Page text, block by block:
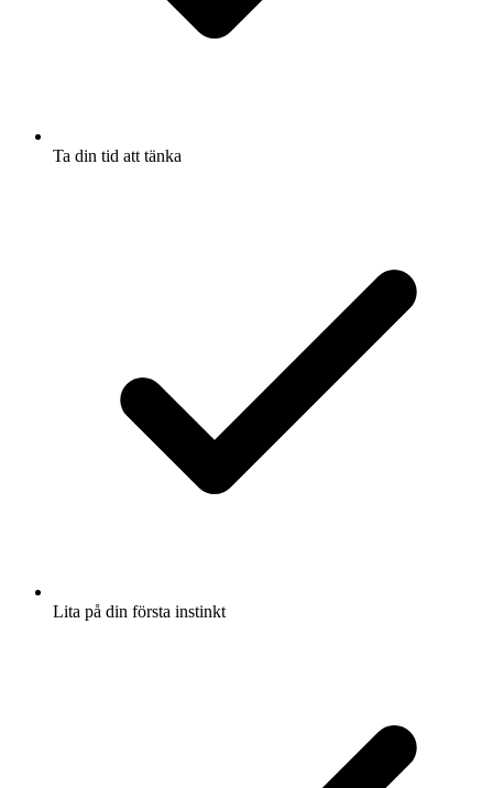
Ta din tid att tänka
Lita på din första instinkt